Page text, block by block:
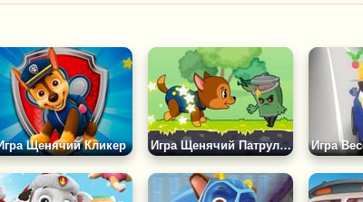
Щенячий Кликер Игра Щенячий Патруль - Забег для Детей